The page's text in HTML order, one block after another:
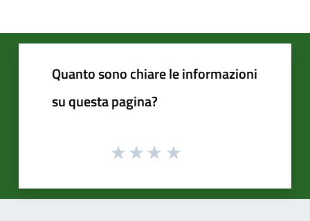
Quanto sono chiare le informazioni
su questa pagina?